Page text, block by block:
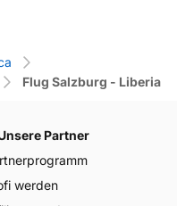
Flug Salzburg - Liberia
Partner
werden